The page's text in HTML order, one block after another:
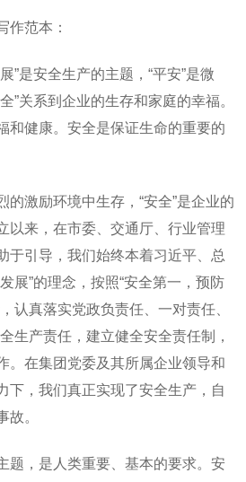
作范本：
”是安全生产的主题，“平安”是微
”关系到企业的生存和家庭的幸福。
和健康。安全是保证生命的重要的
的激励环境中生存，“安全”是企业的
以来，在市委、交通厅、行业管理
于引导，我们始终本着习近平、总
展”的理念，按照“安全第一，预防
认真落实党政负责任、一对责任、
生产责任，建立健全安全责任制，
。在集团党委及其所属企业领导和
下，我们真正实现了安全生产，自
故。
题，是人类重要、基本的要求。安